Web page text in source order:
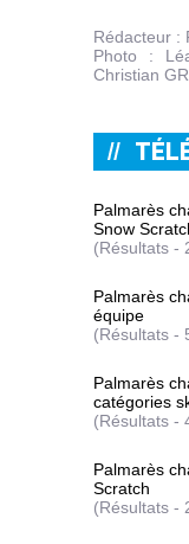
Rédacteur :
Photo :
Christian
Palmarès
Snow
(Résultats -
Palmarès
équipe
(Résultats -
Palmarès
catégories
(Résultats -
Palmarès
Scratch
(Résultats -